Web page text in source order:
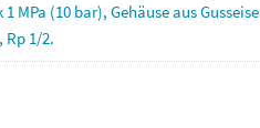
1 MPa (10 bar), Gehäuseaus
Rp 1/2.